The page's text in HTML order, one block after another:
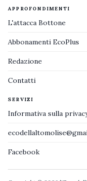
APPROFONDIMENTI
L'attacca Bottone
Abbonamenti EcoPlus
Redazione
Contatti
SERVIZI
Informativa sulla
Facebook